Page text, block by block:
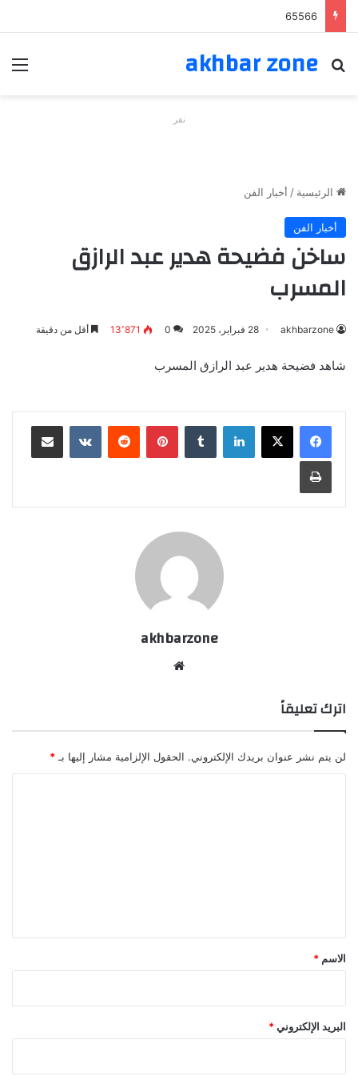
65566
akhbar zone
بحث عن
نقر
الرئيسية / أخبار الفن
أخبار الفن
ساخن فضيحة هدير عبد الرازق
المسرب
akhbarzone 28 فبراير، 2025 0 13٬871 أقل من دقيقة
شاهد فضيحة هدير عبد الرازق المسرب
لينكدإن بينتيريست مشاركة عبر البريد
طباعة
akhbarzone
اترك تعليقاً
لن يتم نشر عنوان بريدك الإلكتروني. الحقول الإلزامية مشار إليها بـ *
*
الاسم *
البريد الإلكتروني *